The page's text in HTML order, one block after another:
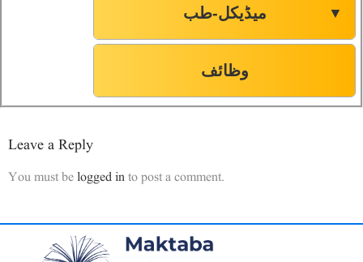
میڈیکل-طب ▼
وظائف
Leave a Reply
You must belogged into post a comment.